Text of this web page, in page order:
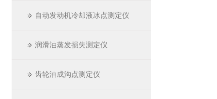
自动发动机冷却液冰点测定仪
润滑油蒸发损失测定仪
齿轮油成沟点测定仪